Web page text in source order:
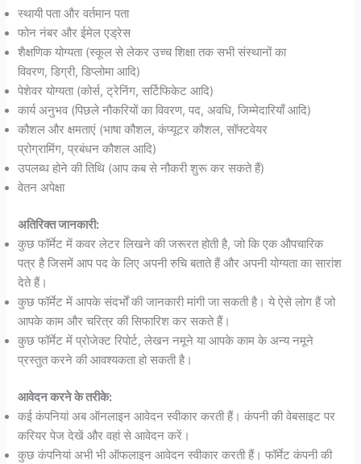
स्थायी पता और वर्तमान पता
फोन नंबर और ईमेल एड्रेस
शैक्षणिक योग्यता (स्कूल से लेकर उच्च शिक्षा तक सभी संस्थानों का
विवरण, डिग्री, डिप्लोमा आदि)
पेशेवर योग्यता (कोर्स, ट्रेनिंग, सर्टिफिकेट आदि)
कार्य अनुभव (पिछले नौकरियों का विवरण, पद, अवधि, जिम्मेदारियाँ आदि)
कौशल और क्षमताएं (भाषा कौशल, कंप्यूटर कौशल, सॉफ्टवेयर
प्रोग्रामिंग, प्रबंधन कौशल आदि)
उपलब्ध होने की तिथि (आप कब से नौकरी शुरू कर सकते हैं)
वेतन अपेक्षा
अतिरिक्त जानकारी:
कुछ फॉर्मेट में कवर लेटर लिखने की जरूरत होती है, जो कि एक औपचारिक
पत्र है जिसमें आप पद के लिए अपनी रुचि बताते हैं और अपनी योग्यता का सारांश
देते हैं।
कुछ फॉर्मेट में आपके संदर्भों की जानकारी मांगी जा सकती है। ये ऐसे लोग हैं जो
आपके काम और चरित्र की सिफारिश कर सकते हैं।
कुछ फॉर्मेट में प्रोजेक्ट रिपोर्ट, लेखन नमूने या आपके काम के अन्य नमूने
प्रस्तुत करने की आवश्यकता हो सकती है।
आवेदन करने के तरीके:
कई कंपनियां अब ऑनलाइन आवेदन स्वीकार करती हैं। कंपनी की वेबसाइट पर
करियर पेज देखें और वहां से आवेदन करें।
कुछ कंपनियां अभी भी ऑफलाइन आवेदन स्वीकार करती हैं। फॉर्मेट कंपनी की